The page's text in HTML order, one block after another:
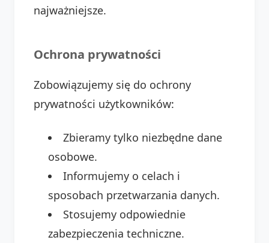
najważniejsze.
Ochrona prywatności
Zobowiązujemy się do ochrony
prywatności użytkowników:
Zbieramy tylko niezbędne dane
osobowe.
Informujemy o celach i
sposobach przetwarzania danych.
Stosujemy odpowiednie
zabezpieczenia techniczne.